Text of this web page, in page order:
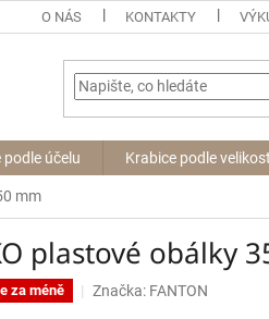
O NÁS KONTAKTY
podle účelu Krabice podle
mm
plastové obálky
za méně Značka: FANTON